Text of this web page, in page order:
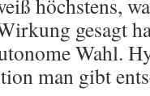
höchstens,
gesagt
Wahl.
man gibt